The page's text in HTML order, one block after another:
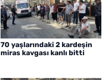
70 yaşlarındaki 2 kardeşin
miras kavgası kanlı bitti